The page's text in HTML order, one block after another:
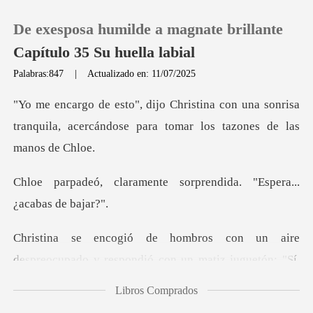
0
Recargar
Historia
De exesposa humilde a magnate brillante
Capítulo 35 Su huella labial
Palabras:847 | Actualizado en: 11/07/2025
on una sonrisa
tranquila, acercándose par
nte sorprendida. "Esper
espreocupado y respondió con un matiz juguetó
Libros Comprados